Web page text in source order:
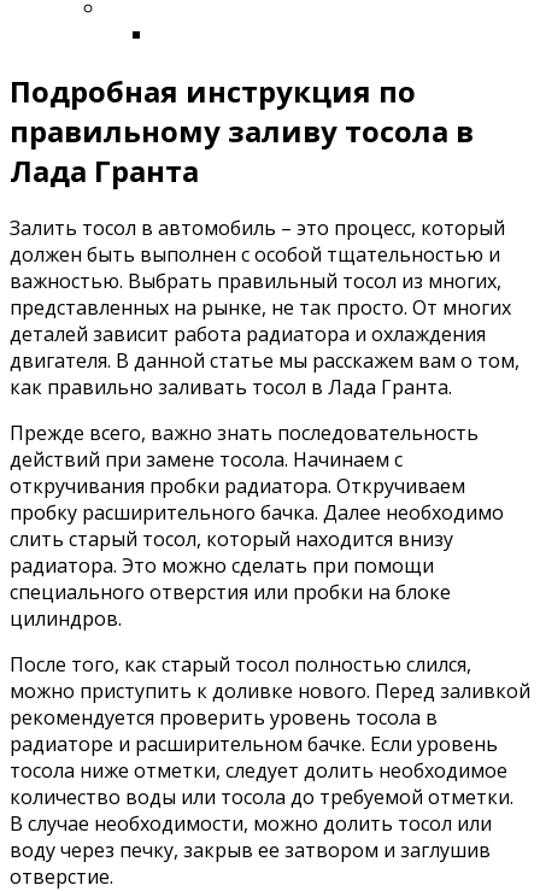
Подробная инструкция по
правильному заливу тосола в
Лада Гранта
Залить тосол в автомобиль – это процесс, который
должен быть выполнен с особой тщательностью и
важностью. Выбрать правильный тосол из многих,
представленных на рынке, не так просто. От многих
деталей зависит работа радиатора и охлаждения
двигателя. В данной статье мы расскажем вам о том,
как правильно заливать тосол в Лада Гранта.
Прежде всего, важно знать последовательность
действий при замене тосола. Начинаем с
откручивания пробки радиатора. Откручиваем
пробку расширительного бачка. Далее необходимо
слить старый тосол, который находится внизу
радиатора. Это можно сделать при помощи
специального отверстия или пробки на блоке
цилиндров.
После того, как старый тосол полностью слился,
можно приступить к доливке нового. Перед заливкой
рекомендуется проверить уровень тосола в
радиаторе и расширительном бачке. Если уровень
тосола ниже отметки, следует долить необходимое
количество воды или тосола до требуемой отметки.
В случае необходимости, можно долить тосол или
воду через печку, закрыв ее затвором и заглушив
отверстие.